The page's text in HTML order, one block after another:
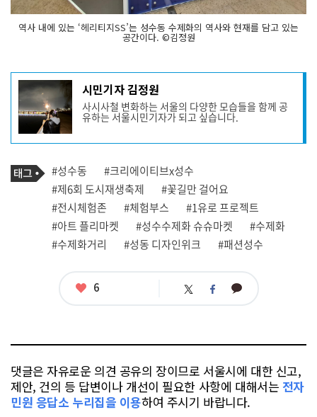
역사 내에 있는 ‘헤리티지SS’는 성수동 수제화의 역사와 현재를 담고 있는
공간이다. ©김정원
기
사
작
성
자
프
필
시민기자 김정원
사시사철 변화하는 서울의 다양한 모습들을 함께 공
유하는 서울시민기자가 되고 싶습니다.
기
사
관
련
태
그
태
그
#성수동
#크리에이티브x성수
#제6회 도시재생축제
#꽃길만 걸어요
#전시체험존
#체험부스
#1유로 프로젝트
#아트 플리마켓
#성수수제화 슈슈마켓
#수제화
#수제화거리
#성동 디자인위크 #패션성수
좋
6 트 페 카
댓글은 자유로운 의견 공유의 장이므로 서울시에 대한 신고,
제안, 건의 등 답변이나 개선이 필요한 사항에 대해서는 전자
민원 응답소 누리집을 이용하여 주시기 바랍니다.